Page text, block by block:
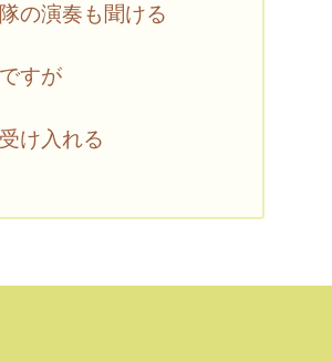
の演奏も聞ける
すが
け入れる